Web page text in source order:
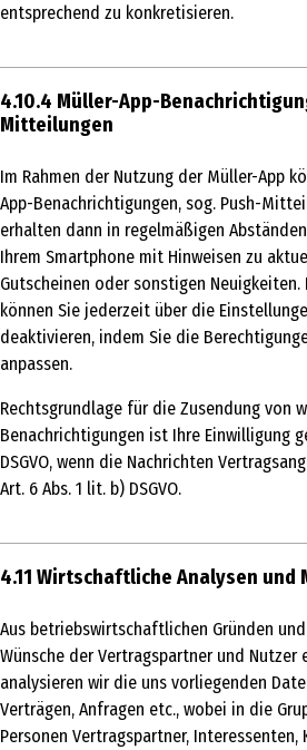
entsprechend zu konkretisieren.
4.10.4 Müller-App-
Mitteilungen
Im Rahmen der Nutzung der Müller-App
App-Benachrichtigungen, sog. Push-
erhalten dann in regelmäßigen
Ihrem Smartphone mit Hinweisen zu
Gutscheinen oder sonstigen Neuigkeiten.
können Sie jederzeit über die
deaktivieren, indem Sie die
anpassen.
Rechtsgrundlage für die Zusendung von
Benachrichtigungen ist Ihre Einwilligung
DSGVO, wenn die Nachrichten
Art. 6 Abs. 1 lit. b) DSGVO.
4.11 Wirtschaftliche Analysen und
Aus betriebswirtschaftlichen Gründen
Wünsche der Vertragspartner und Nutzer
analysieren wir die uns vorliegenden
Verträgen, Anfragen etc., wobei in die
Personen Vertragspartner, Interessenten,